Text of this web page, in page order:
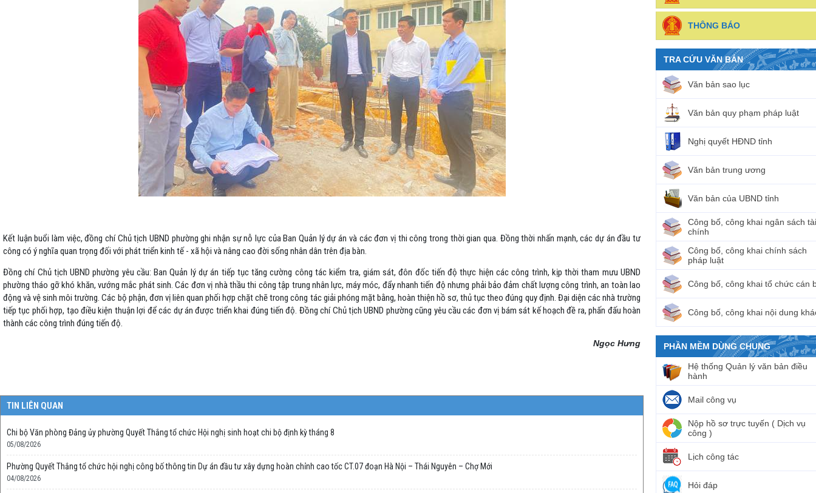
Kết luận buổi làm việc, đồng chí Chủ tịch UBND phường ghi nhận sự nỗ lực của Ban Quản lý dự án và các đơn vị thi công trong thời gian qua. Đồng thời nhấn mạnh, các dự án đầu tư
công có ý nghĩa quan trọng đối với phát triển kinh tế - xã hội và nâng cao đời sống nhân dân trên địa bàn.
Đồng chí Chủ tịch UBND phường yêu cầu: Ban Quản lý dự án tiếp tục tăng cường công tác kiểm tra, giám sát, đôn đốc tiến độ thực hiện các công trình, kịp thời tham mưu UBND
phường tháo gỡ khó khăn, vướng mắc phát sinh. Các đơn vị nhà thầu thi công tập trung nhân lực, máy móc, đẩy nhanh tiến độ nhưng phải bảo đảm chất lượng công trình, an toàn lao
động và vệ sinh môi trường. Các bộ phận, đơn vị liên quan phối hợp chặt chẽ trong công tác giải phóng mặt bằng, hoàn thiện hồ sơ, thủ tục theo đúng quy định. Đại diện các nhà trường
tiếp tục phối hợp, tạo điều kiện thuận lợi để các dự án được triển khai đúng tiến độ. Đồng chí Chủ tịch UBND phường cũng yêu cầu các đơn vị bám sát kế hoạch đề ra, phấn đấu hoàn
thành các công trình đúng tiến độ.
Ngọc Hưng
TIN LIÊN QUAN
Chi bộ Văn phòng Đảng ủy phường Quyết Thắng tổ chức Hội nghị sinh hoạt chi bộ định kỳ tháng 8
05/08/2026
Phường Quyết Thắng tổ chức hội nghị công bố thông tin Dự án đầu tư xây dựng hoàn chỉnh cao tốc CT.07 đoạn Hà Nội – Thái Nguyên – Chợ Mới
04/08/2026
THÔNG BÁO
TRA CỨU VĂN BẢN
Văn bản sao lục
Văn bản quy phạm pháp luật
Nghị quyết HĐND tỉnh
Văn bản trung ương
Văn bản của UBND tỉnh
Công bố, công khai ngân sách tài
chính
Công bố, công khai chính sách
pháp luật
Công bố, công khai tổ chức cán
Công bố, công khai nội dung
PHẦN MỀM DÙNG CHUNG
Hệ thống Quản lý văn bản điều
hành
Mail công vụ
Nộp hồ sơ trực tuyến ( Dịch vụ
công )
Lịch công tác
Hỏi đáp